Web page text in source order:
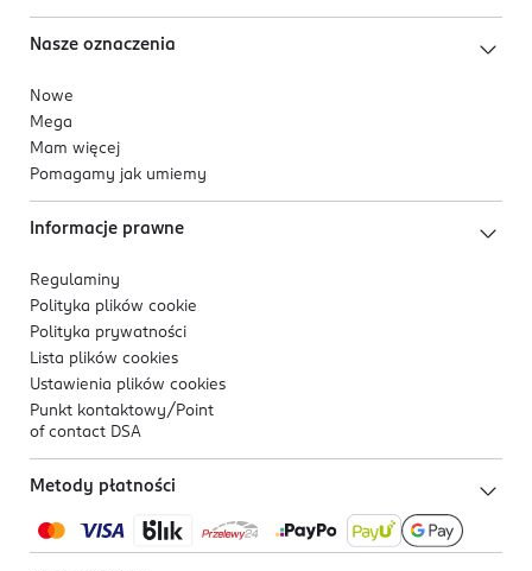
Nasze oznaczenia
Nowe
Mega
Mam więcej
Pomagamy jak umiemy
Informacje prawne
Regulaminy
Polityka plików cookie
Polityka prywatności
Lista plików cookies
Ustawienia plików cookies
Punkt kontaktowy/ Point
of contact DSA
Metody płatności